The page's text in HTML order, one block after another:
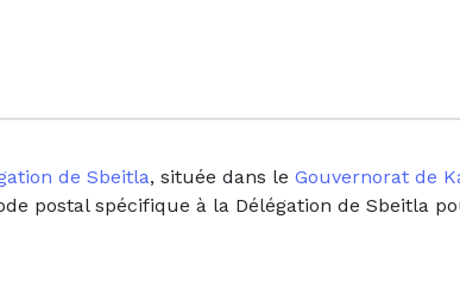
de Sbeitla, située dans le Gouvernorat de
postal spécifique à la Délégation de Sbeitla